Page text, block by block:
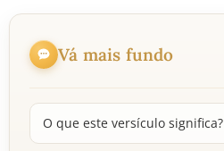
Vá mais fundo
O que este versículo significa?